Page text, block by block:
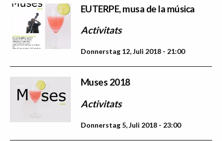
EUTERPE, musa de la música
Activitats
Donnerstag 12, Juli 2018 - 21:00
Muses 2018
Activitats
Donnerstag 5, Juli 2018 - 23:00